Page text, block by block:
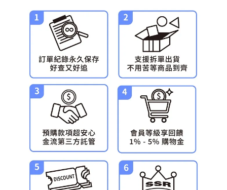
預購-宅配(離島)(舊)
每筆NT$160，滿NT$3,000(含以上)免運費
東海門市自取，需自備購物袋取貨唷。